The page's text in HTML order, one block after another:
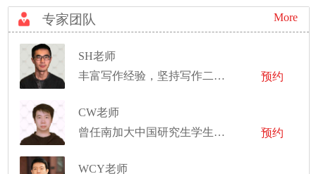
专家团队 More
SH老师
丰富写作经验，坚持写作二十余年
预约
CW老师
曾任南加大中国研究生学生会职业发展部副部长，并任新泽西理工学院科研助理、教学助理
预约
WCY老师